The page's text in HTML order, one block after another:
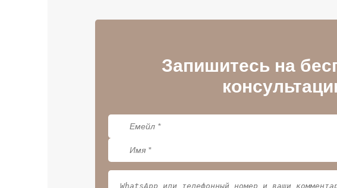
Запишитесь на